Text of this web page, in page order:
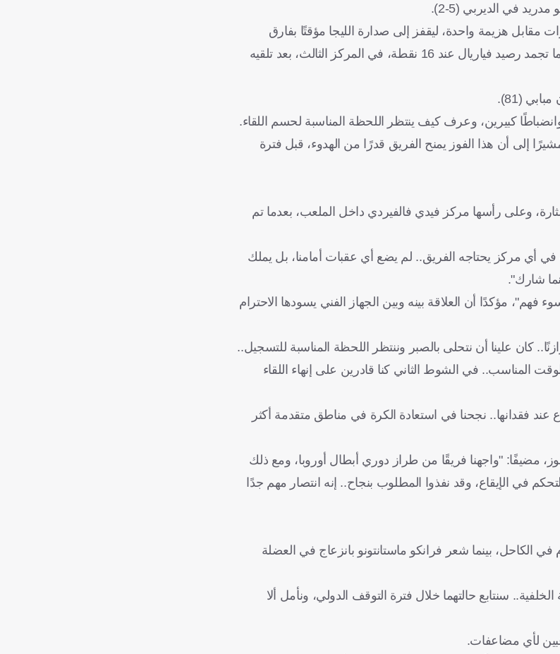
في الديربي (5-2).
رفع ريال مدريد رصيده إلى 21 نقطة من 8 مباريات، محققًا 7 انتصارات مقابل هزيمة واحدة، ليقفز إلى صدارة الليجا مؤقتًا بفارق
نقطتين عن برشلونة، صاحب المركز الثاني بـ19 نقطة، الذي لعب مباراة أقل، فيما تجمد رصيد فياريال عند 16 نقطة، في المركز الثالث، بعد تلقيه
كبيرين، وعرف كيف ينتظر اللحظة المناسبة لحسم اللقاء.
إلى أن هذا الفوز يمنح الفريق قدرًا من الهدوء، قبل فترة
وعلى رأسها مركز فيدي فالفيردي داخل الملعب، بعدما تم
أي مركز يحتاجه الفريق.. لم يضع أي عقبات أمامنا، بل يملك
شارك".
مؤكدًا أن العلاقة بينه وبين الجهاز الفني يسودها الاحترام
كان علينا أن نتحلى بالصبر وننتظر اللحظة المناسبة للتسجيل..
المناسب.. في الشوط الثاني كنا قادرين على إنهاء اللقاء
فقدانها.. نجحنا في استعادة الكرة في مناطق متقدمة أكثر
مضيفًا: "واجهنا فريقًا من طراز دوري أبطال أوروبا، ومع ذلك
في الإيقاع، وقد نفذوا المطلوب بنجاح.. إنه انتصار مهم جدًا
الكاحل، بينما شعر فرانكو ماستانتونو بانزعاج في العضلة
سنتابع حالتهما خلال فترة التوقف الدولي، ونأمل ألا
لأي مضاعفات.